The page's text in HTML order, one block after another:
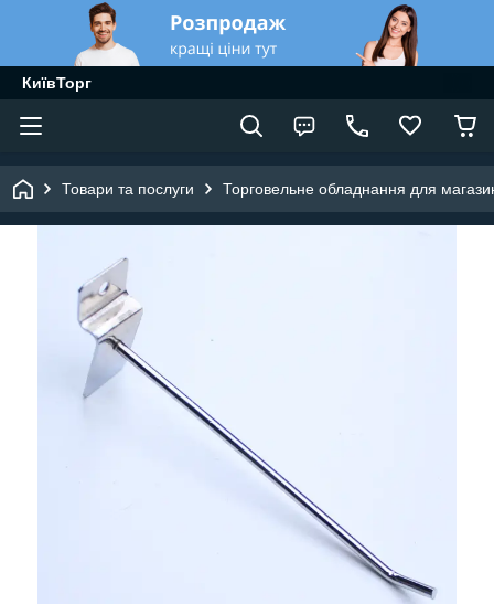
КиївТорг
Товари та послуги Торговельне обладнання для